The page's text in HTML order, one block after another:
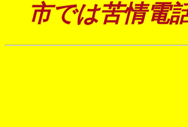
市では苦情電